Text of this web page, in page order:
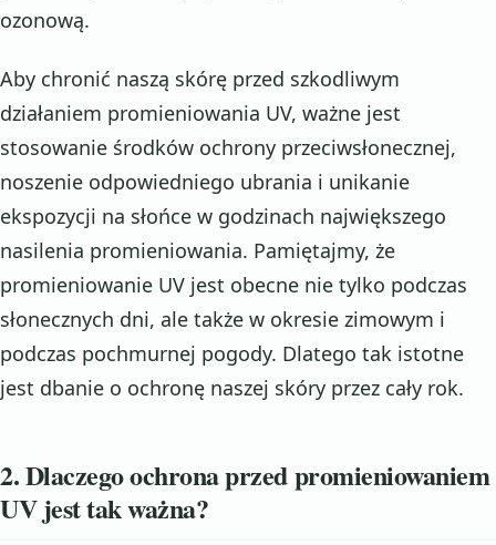
ozonową.
Aby chronić naszą skórę przed szkodliwym
działaniem promieniowania UV, ważne jest
stosowanie środków ochrony przeciwsłonecznej,
noszenie odpowiedniego ubrania i unikanie
ekspozycji na słońce w godzinach największego
nasilenia promieniowania. Pamiętajmy, że
promieniowanie UV jest obecne nie tylko podczas
słonecznych dni, ale także w okresie zimowym i
podczas pochmurnej pogody. Dlatego tak istotne
jest dbanie o ochronę naszej skóry przez cały rok.
2. Dlaczego ochrona przed promieniowaniem
UV jest tak ważna?